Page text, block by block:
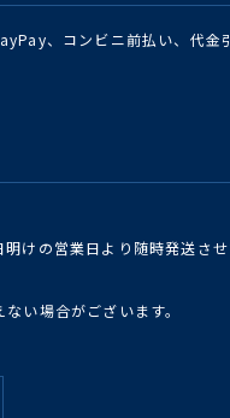
、コンビニ前払い、代金
けの営業日より随時発送させ
い場合がございます。